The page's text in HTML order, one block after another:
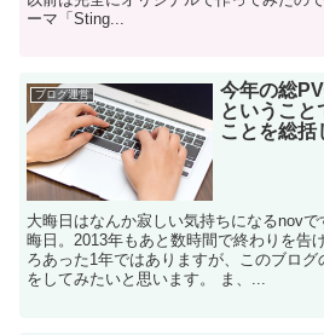
ーマ「Sting...
ブログ運営
今年の総
ということ
ことを総括
大晦日はなんか寂しい気持ちになるnov
晦日。2013年もあと数時間で終わりを告
ろあった1年ではありますが、このブロ
をしてみたいと思います。 ま、...